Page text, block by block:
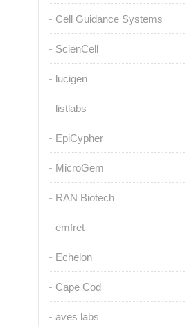
Cell Guidance Systems
ScienCell
lucigen
listlabs
EpiCypher
MicroGem
RAN Biotech
emfret
Echelon
Cape Cod
aves labs